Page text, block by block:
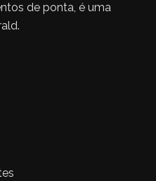
de ponta, é uma